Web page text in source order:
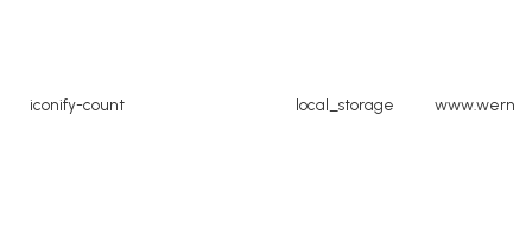
iconify-count local_storage